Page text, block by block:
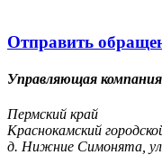
Отправить
Управляющая
Пермский край
Краснокамский
д. Нижние Симонята,